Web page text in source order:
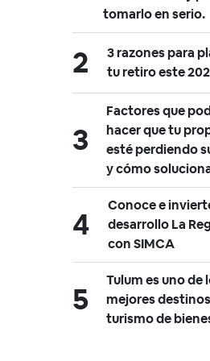
tomarlo en serio.
3 razones para
tu retiro este
Factores que
hacer que tu
esté perdiendo
y cómo
Conoce e
desarrollo La
con SIMCA
Tulum es uno de
mejores
turismo de